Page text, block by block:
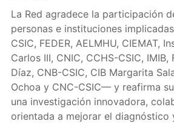
La Red agradece la participación
personas e instituciones
CSIC, FEDER, AELMHU, CIEMAT,
Carlos III, CNIC, CCHS-CSIC,
Díaz, CNB-CSIC, CIB Margarita
Ochoa y CNC-CSIC— y reafirma
una investigación innovadora,
orientada a mejorar el diagnóstico